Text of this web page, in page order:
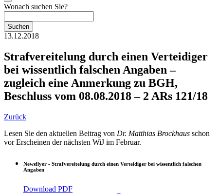
Wonach suchen Sie?
Suchen
13.12.2018
Strafvereitelung durch einen Verteidiger
bei wissentlich falschen Angaben –
zugleich eine Anmerkung zu BGH,
Beschluss vom 08.08.2018 – 2 ARs 121/18
Zurück
Lesen Sie den aktuellen Beitrag von Dr. Matthias Brockhaus schon
vor Erscheinen der nächsten WiJ im Februar.
Newsflyer - Strafvereitelung durch einen Verteidiger bei wissentlich falschen
Angaben
Download PDF